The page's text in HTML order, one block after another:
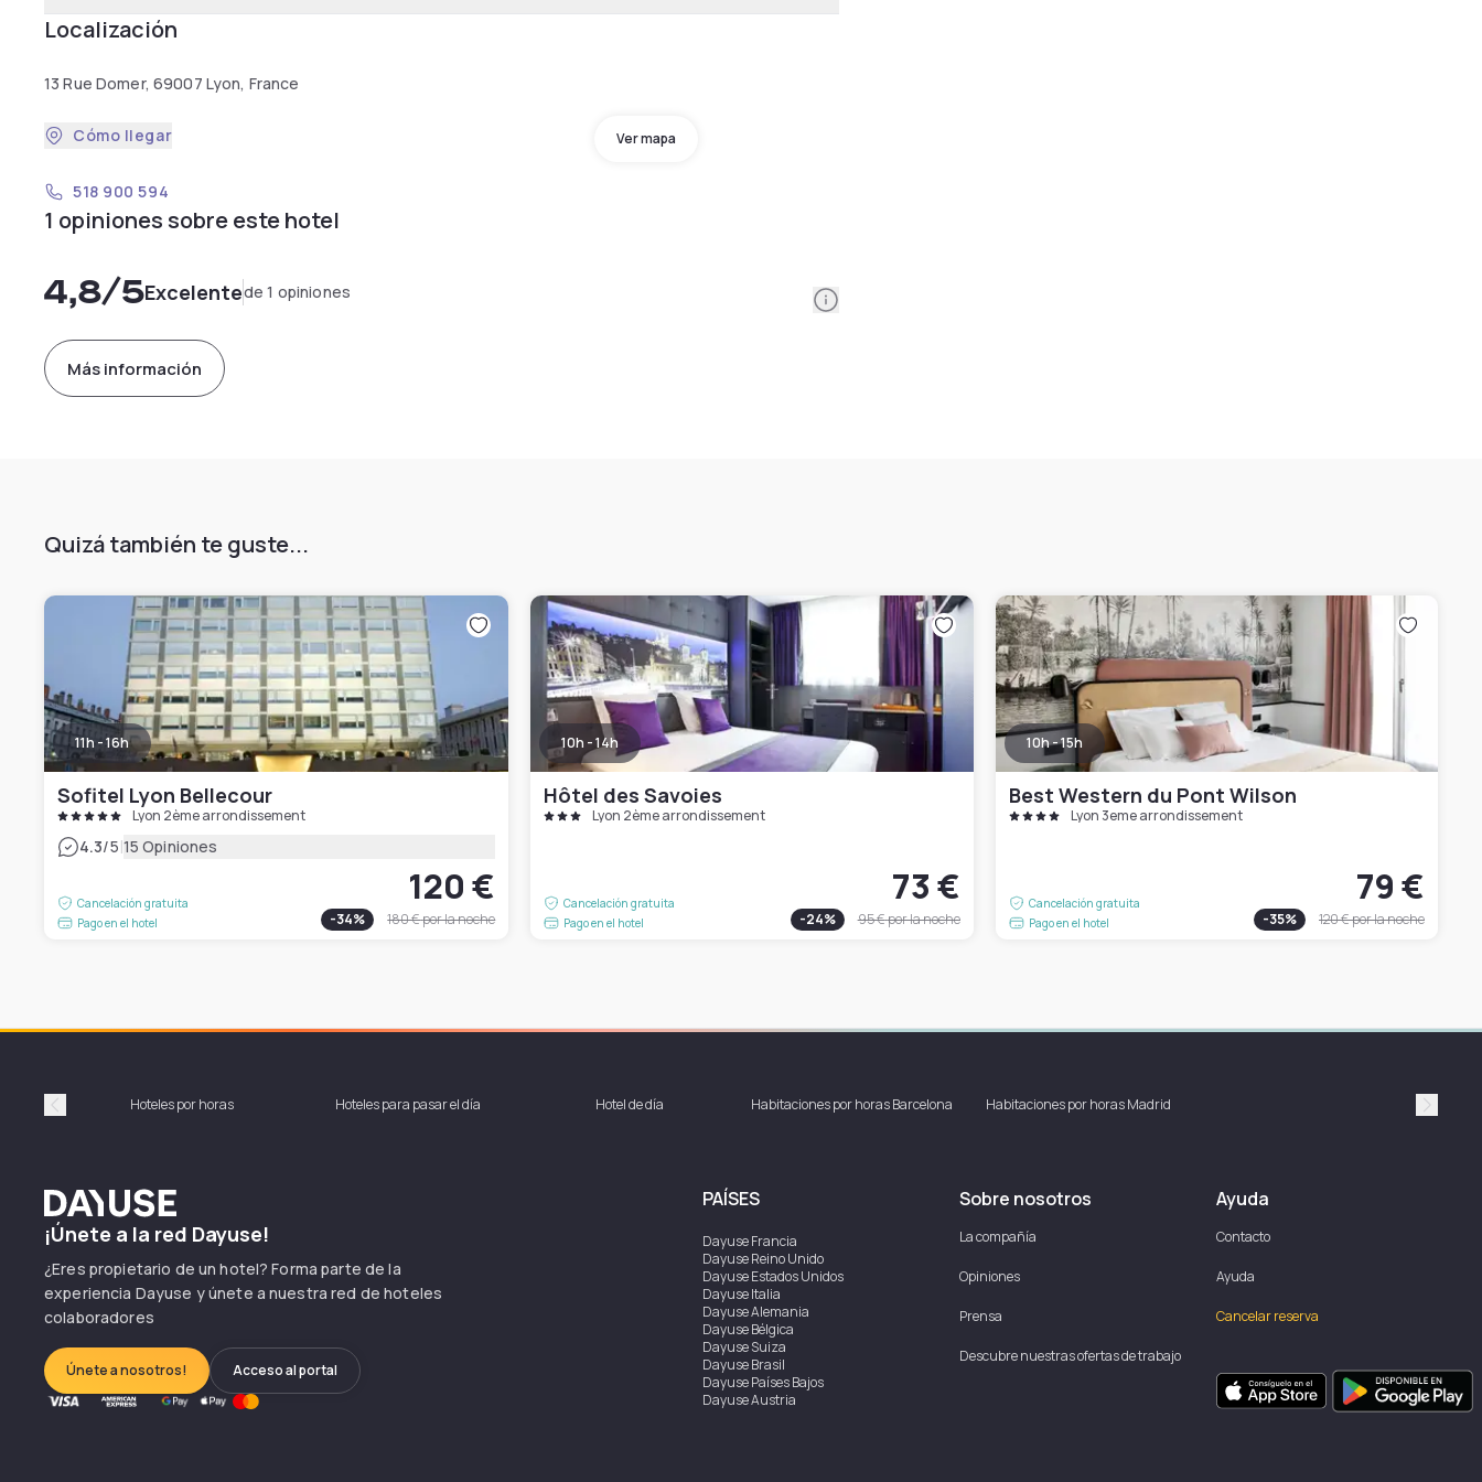
Localización
13 Rue Domer, 69007 Lyon, France
Ver mapa
Cómo llegar
518 900 594
1 opiniones sobre este hotel
4,8/5Excelentede 1 opiniones Information
Más información
Quizá también te guste...
11h - 16h
Sofitel Lyon Bellecour
Lyon 2ème arrondissement
4.3/5|15 Opiniones
Cancelación gratuita
Pago en el hotel
120 €
-34% 180 €por la noche
10h - 14h
Hôtel des Savoies
Lyon 2ème arrondissement
Cancelación gratuita
Pago en el hotel
73 €
-24% 95 €por la noche
10h - 15h
Best Western du Pont Wilson
Lyon 3eme arrondissement
Cancelación gratuita
Pago en el hotel
79 €
-35% 120 €por la noche
PrécédentHoteles por horas Hoteles para pasar el día Hotel de día Habitaciones por horas Barcelona Habitaciones por horas Madrid
Dayuse
¡Únete a la red Dayuse!
¿Eres propietario de un hotel? Forma parte de la
experiencia Dayuse y únete a nuestra red de hoteles
colaboradores
Únete a nosotros! Acceso al portal
PAÍSES
DayuseFrancia
DayuseReino Unido
DayuseEstados Unidos
DayuseItalia
DayuseAlemania
DayuseBélgica
DayuseSuiza
DayuseBrasil
DayusePaíses Bajos
DayuseAustria
Sobre nosotros
La compañía
Opiniones
Prensa
Descubre nuestras ofertas de trabajo
Ayuda
Contacto
Ayuda
Cancelar reserva